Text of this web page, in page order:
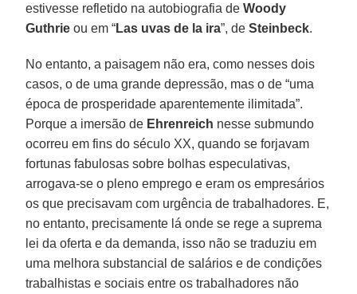
estivesse refletido na autobiografia deWoody
Guthrie ou em “Las uvas de la ira”, deSteinbeck.
No entanto, a paisagem não era, como nesses dois
casos, o de uma grande depressão, mas o de “uma
época de prosperidade aparentemente ilimitada”.
Porque a imersão de Ehrenreich nesse submundo
ocorreu em fins do século XX, quando se forjavam
fortunas fabulosas sobre bolhas especulativas,
arrogava-se o pleno emprego e eram os empresários
os que precisavam com urgência de trabalhadores. E,
no entanto, precisamente lá onde se rege a suprema
lei da oferta e da demanda, isso não se traduziu em
uma melhora substancial de salários e de condições
trabalhistas e sociais entre os trabalhadores não